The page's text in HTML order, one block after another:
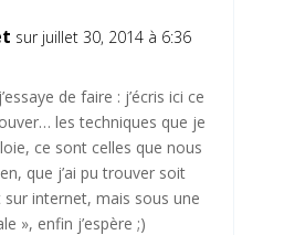
sur juillet 30, 2014 à 6:36
de faire : j’écris ici ce
les techniques que je
ce sont celles que nous
que j’ai pu trouver soit
sur internet, mais sous une
», enfin j’espère ;)